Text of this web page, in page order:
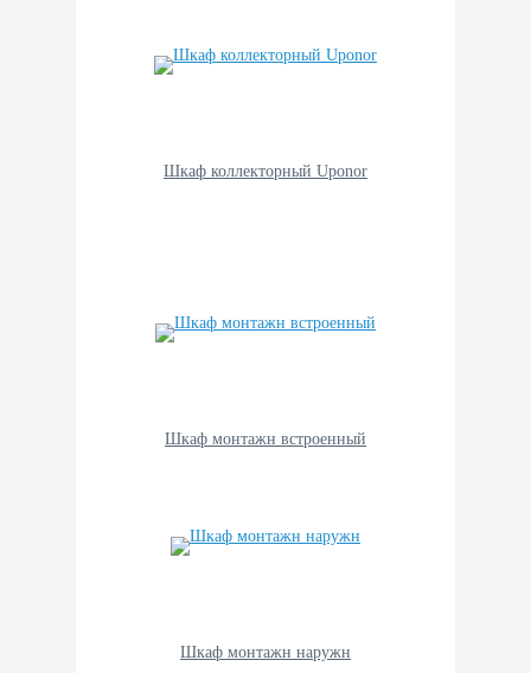
Шкаф коллекторный Uponor
Шкаф монтажн встроенный
Шкаф монтажн наружн